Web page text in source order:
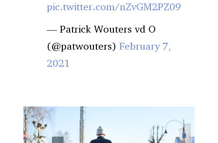
pic.twitter.com/nZvGM2PZ09
— Patrick Wouters vd O
(@patwouters) February 7,
2021